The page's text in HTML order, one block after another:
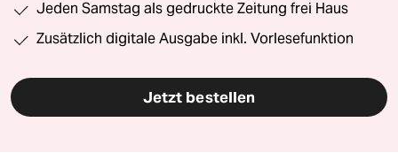
Jeden Samstag als gedruckte Zeitung frei Haus
Zusätzlich digitale Ausgabe inkl. Vorlesefunktion
Jetzt bestellen